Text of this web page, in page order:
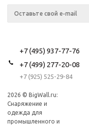
+7 (495) 937-77-76
+7 (499) 277-20-08
+7 (925) 525-29-84
2026 © BigWall.ru:
Снаряжение и
одежда для
промышленного и